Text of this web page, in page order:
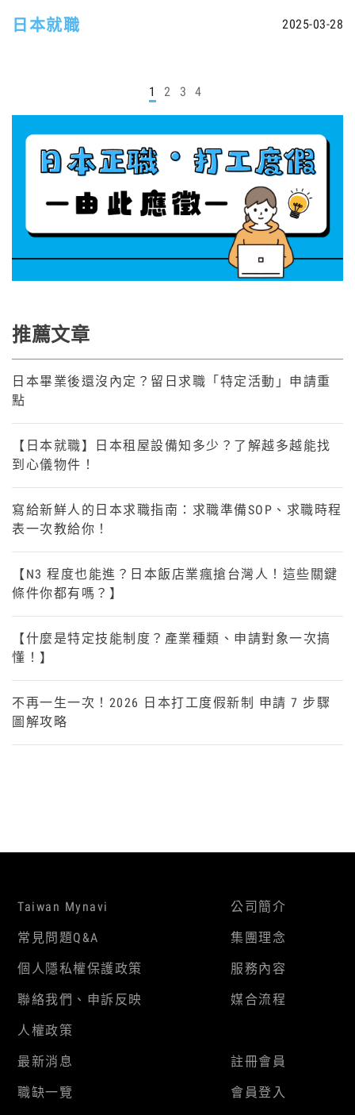
日本就職
2025-03-28
1 2 3 4
推薦文章
日本畢業後還沒內定？留日求職「特定活動」申請重
點
【日本就職】日本租屋設備知多少？了解越多越能找
到心儀物件！
寫給新鮮人的日本求職指南：求職準備SOP、求職時程
表一次教給你！
【N3 程度也能進？日本飯店業瘋搶台灣人！這些關鍵
條件你都有嗎？】
【什麼是特定技能制度？產業種類、申請對象一次搞
懂！】
不再一生一次！2026 日本打工度假新制 申請 7 步驟
圖解攻略
Taiwan Mynavi
常見問題Q&A
個人隱私權保護政策
聯絡我們、申訴反映
人權政策
公司簡介
集團理念
服務內容
媒合流程
最新消息
職缺一覽
註冊會員
會員登入